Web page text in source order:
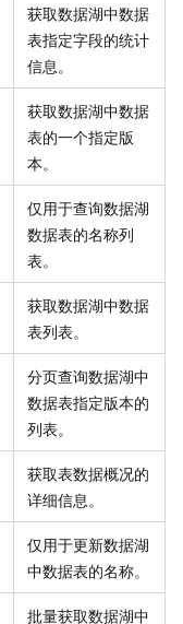
获取数据湖中数据
表指定字段的统计
信息。
获取数据湖中数据
表的一个指定版
本。
仅用于查询数据湖
数据表的名称列
表。
获取数据湖中数据
表列表。
分页查询数据湖中
数据表指定版本的
列表。
获取表数据概况的
详细信息。
仅用于更新数据湖
中数据表的名称。
批量获取数据湖中